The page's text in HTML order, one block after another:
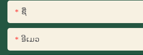
ຊື່
ອີເມວ